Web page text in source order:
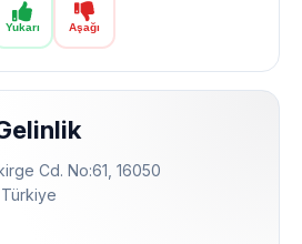
Yukarı Aşağı
Cd. No:61, 16050